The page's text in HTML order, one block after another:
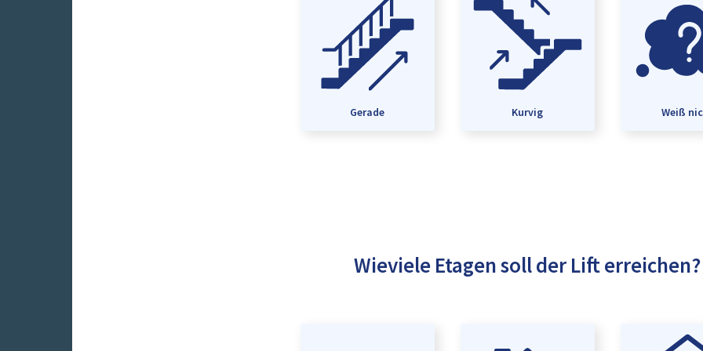
Gerade Kurvig Weiß
Wieviele Etagen soll der Lift erreichen?